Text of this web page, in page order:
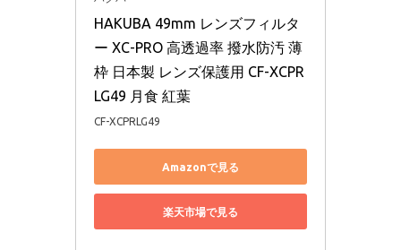
HAKUBA 49mm レンズフィルタ
ー XC-PRO 高透過率 撥水防汚 薄
枠 日本製 レンズ保護用 CF-XCPR
LG49 月食 紅葉
CF-XCPRLG49
Amazonで見る
楽天市場で見る